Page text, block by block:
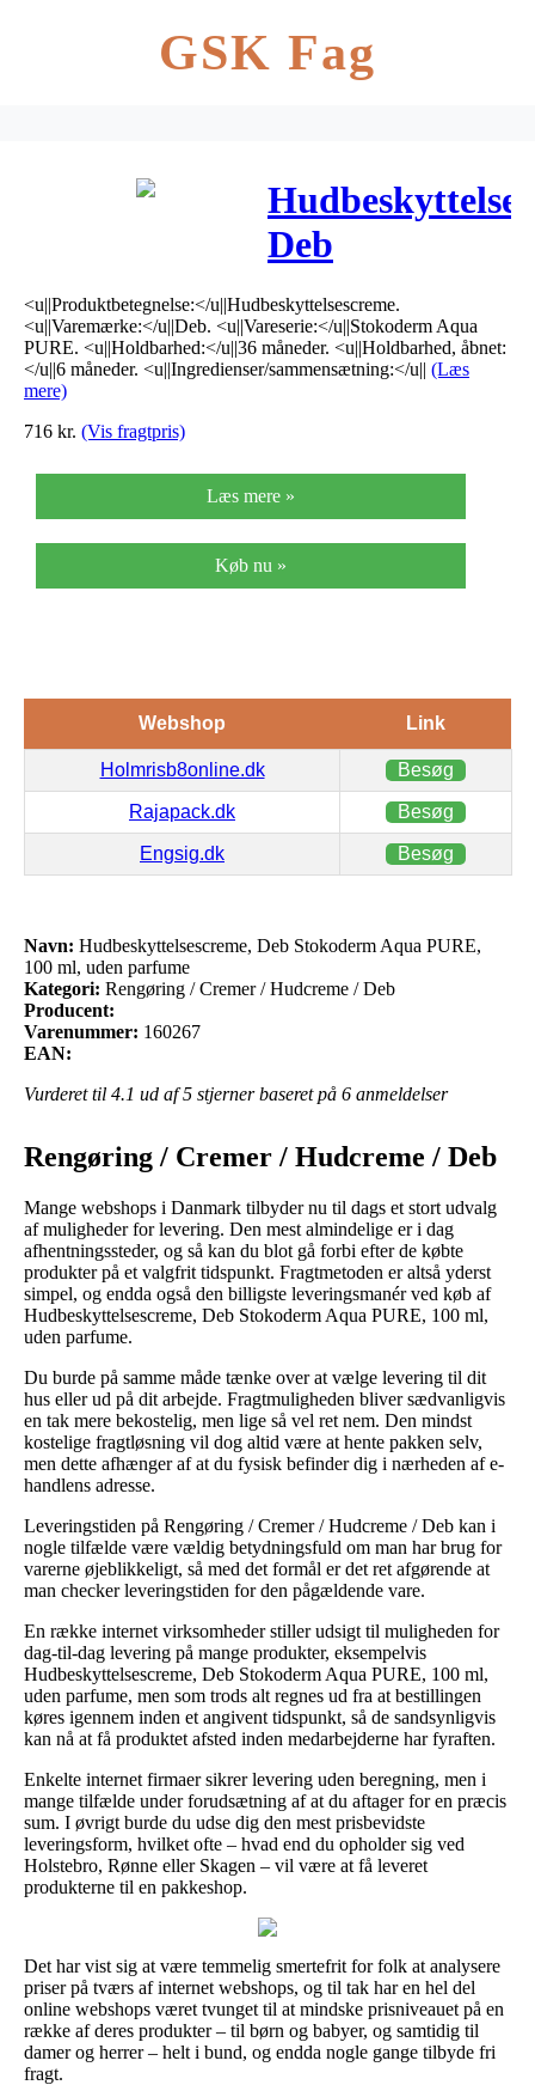
GSK Fag
Deb
Stokoderm
Aqua PURE,
100 ml, uden
<u||Produktbetegnelse:</u||Hudbeskyttelsescreme.
<u||Varemærke:</u||Deb. <u||Vareserie:</u||Stokoderm Aqua
PURE. <u||Holdbarhed:</u||36 måneder. <u||Holdbarhed, åbnet:
</u||6 måneder. <u||Ingredienser/sammensætning:</u|| (Læs
mere)
716 kr. (Vis fragtpris)
Læs mere »
Køb nu »
Webshop Link
Holmrisb8online.dk Besøg
Rajapack.dk Besøg
Engsig.dk Besøg
Navn: Hudbeskyttelsescreme, Deb Stokoderm Aqua PURE,
100 ml, uden parfume
Kategori: Rengøring / Cremer / Hudcreme / Deb
Producent:
Varenummer: 160267
EAN:
Vurderet til 4.1 ud af 5 stjerner baseret på 6 anmeldelser
Rengøring / Cremer / Hudcreme / Deb
Mange webshops i Danmark tilbyder nu til dags et stort udvalg
af muligheder for levering. Den mest almindelige er i dag
afhentningssteder, og så kan du blot gå forbi efter de købte
produkter på et valgfrit tidspunkt. Fragtmetoden er altså yderst
simpel, og endda også den billigste leveringsmanér ved køb af
Hudbeskyttelsescreme, Deb Stokoderm Aqua PURE, 100 ml,
uden parfume.
Du burde på samme måde tænke over at vælge levering til dit
hus eller ud på dit arbejde. Fragtmuligheden bliver sædvanligvis
en tak mere bekostelig, men lige så vel ret nem. Den mindst
kostelige fragtløsning vil dog altid være at hente pakken selv,
men dette afhænger af at du fysisk befinder dig i nærheden af e-
handlens adresse.
Leveringstiden på Rengøring / Cremer / Hudcreme / Deb kan i
nogle tilfælde være vældig betydningsfuld om man har brug for
varerne øjeblikkeligt, så med det formål er det ret afgørende at
man checker leveringstiden for den pågældende vare.
En række internet virksomheder stiller udsigt til muligheden for
dag-til-dag levering på mange produkter, eksempelvis
Hudbeskyttelsescreme, Deb Stokoderm Aqua PURE, 100 ml,
uden parfume, men som trods alt regnes ud fra at bestillingen
køres igennem inden et angivent tidspunkt, så de sandsynligvis
kan nå at få produktet afsted inden medarbejderne har fyraften.
Enkelte internet firmaer sikrer levering uden beregning, men i
mange tilfælde under forudsætning af at du aftager for en præcis
sum. I øvrigt burde du udse dig den mest prisbevidste
leveringsform, hvilket ofte – hvad end du opholder sig ved
Holstebro, Rønne eller Skagen – vil være at få leveret
produkterne til en pakkeshop.
Det har vist sig at være temmelig smertefrit for folk at analysere
priser på tværs af internet webshops, og til tak har en hel del
online webshops været tvunget til at mindske prisniveauet på en
række af deres produkter – til børn og babyer, og samtidig til
damer og herrer – helt i bund, og endda nogle gange tilbyde fri
fragt.